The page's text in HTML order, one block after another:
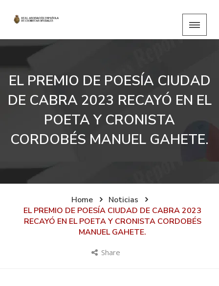
EL PREMIO DE POESÍA CIUDAD
DE CABRA 2023 RECAYÓ EN EL
POETA Y CRONISTA
CORDOBÉS MANUEL GAHETE.
Home
Noticias
EL PREMIO DE POESÍA CIUDAD DE CABRA 2023
RECAYÓ EN EL POETA Y CRONISTA CORDOBÉS
MANUEL GAHETE.
Share